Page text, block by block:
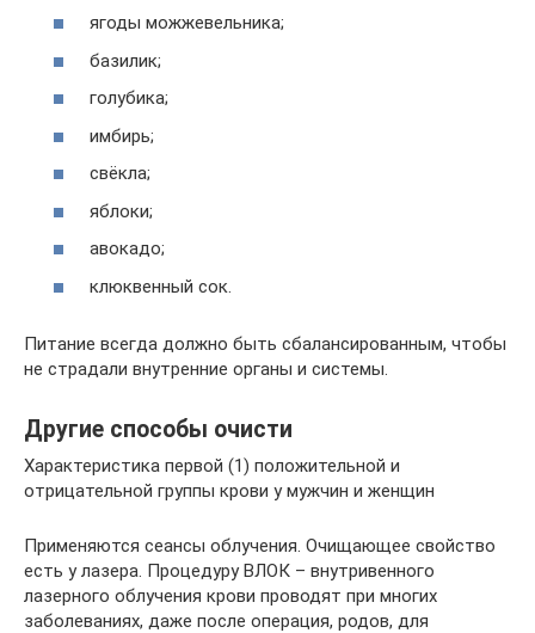
ягоды можжевельника;
базилик;
голубика;
имбирь;
свёкла;
яблоки;
авокадо;
клюквенный сок.
Питание всегда должно быть сбалансированным, чтобы
не страдали внутренние органы и системы.
Другие способы очисти
Характеристика первой (1) положительной и
отрицательной группы крови у мужчин и женщин
Применяются сеансы облучения. Очищающее свойство
есть у лазера. Процедуру ВЛОК – внутривенного
лазерного облучения крови проводят при многих
заболеваниях, даже после операция, родов, для